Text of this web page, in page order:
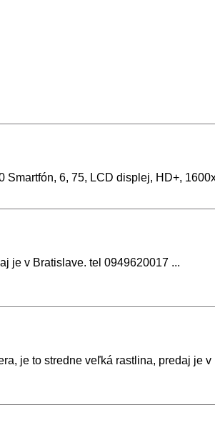
6, 75, LCD displej, HD+,
je v Bratislave. tel 0949620017 ...
je to stredne veľká rastlina, predaj je v